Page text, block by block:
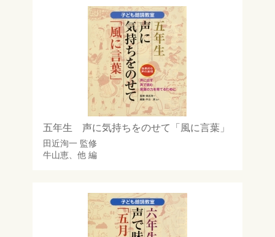
五年生 声に気持ちをのせて「風に言葉」
田近洵一監修
牛山恵、他 編